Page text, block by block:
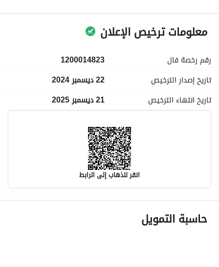
معلومات ترخيص الإعلان
رقم رخصة فال
1200014823
تاريخ إصدار الترخيص
22 ديسمبر 2024
تاريخ انتهاء الترخيص 21 ديسمبر 2025
انقر للذهاب إلى الرابط
معلومات مسؤول الإعلان
اسم المسؤول
حاسبة التمويل